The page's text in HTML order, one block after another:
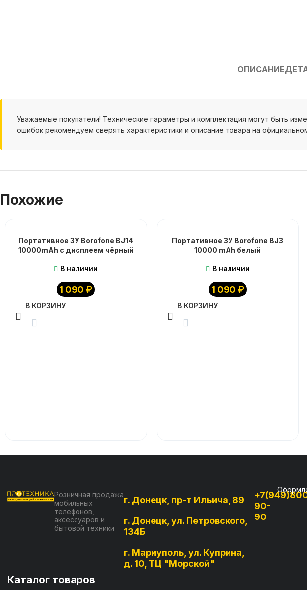
ОПИСАНИЕ
Уважаемые покупатели! Технические параметры и комплектация могут быть
ошибок рекомендуем сверять характеристики и описание товара на
Похожие
Портативное ЗУ Borofone BJ14
10000mAh с дисплеем чёрный
В наличии
1 090₽
В КОРЗИНУ
Портативное ЗУ Borofone BJ3
10000 mAh белый
В наличии
1 090 ₽
В КОРЗИНУ
Розничная продажа
мобильных
телефонов,
аксессуаров и
бытовой техники
г. Донецк, пр-т Ильича, 89
г. Донецк, ул. Петровского,
134Б
г. Мариуполь, ул. Куприна,
д. 10, ТЦ "Морской"
90-
90
Каталог товаров